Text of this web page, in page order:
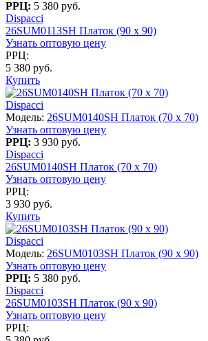
РРЦ: 5 380 руб.
Dispacci
26SUM0113SH Платок (90 х 90)
Узнать оптовую цену
РРЦ:
5 380 руб.
Купить
Dispacci
Модель: 26SUM0140SH Платок (70 x 70)
Узнать оптовую цену
РРЦ: 3 930 руб.
Dispacci
26SUM0140SH Платок (70 x 70)
Узнать оптовую цену
РРЦ:
3 930 руб.
Купить
Dispacci
Модель: 26SUM0103SH Платок (90 х 90)
Узнать оптовую цену
РРЦ: 5 380 руб.
Dispacci
26SUM0103SH Платок (90 х 90)
Узнать оптовую цену
РРЦ: